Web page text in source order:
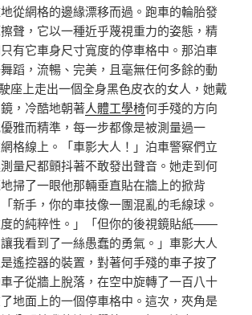
從網格的邊緣漂移而過。跑車的輪胎發
聲，它以一種近乎蔑視重力的姿態，精
有它車身尺寸寬度的停車格中。那泊車
蹈，流暢、完美，且毫無任何多餘的動
座上走出一個全身黑色皮衣的女人，她戴
，冷酷地朝著人體工學椅何手殘的方向
雅而精準，每一步都像是被測量過一
格線上。「車影大人！」泊車警察們立
量尺都顫抖著不敢發出聲音。她走到何
掃了一眼他那輛垂直貼在牆上的掀背
新手，你的車技像一團混亂的毛線球。
的純粹性。」「但你的後視鏡貼紙——
讓我看到了一絲愚蠢的勇氣。」車影大人
遙控器的裝置，對著何手殘的車子按了
子從牆上脫落，在空中旋轉了一百八十
地面上的一個停車格中。這次，夾角是